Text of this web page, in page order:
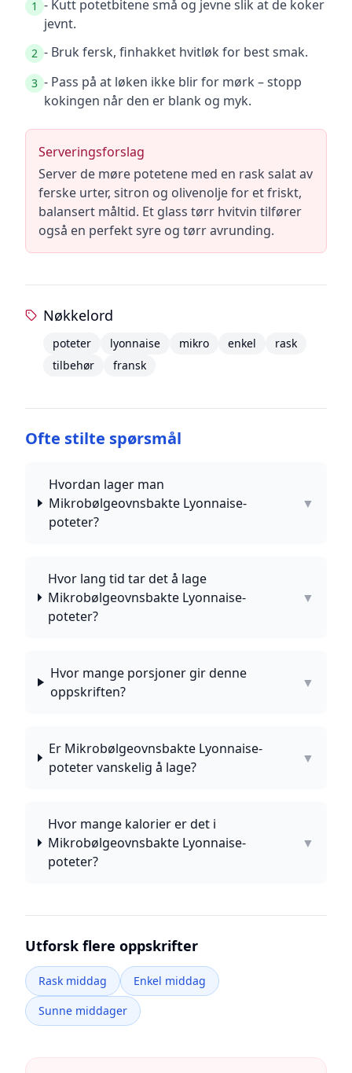
1 - Kutt potetbitene små og jevne slik at de koker
jevnt.
2 - Bruk fersk, finhakket hvitløk for best smak.
3 - Pass på at løken ikke blir for mørk – stopp
kokingen når den er blank og myk.
Serveringsforslag
Server de møre potetene med en rask salat av
ferske urter, sitron og olivenolje for et friskt,
balansert måltid. Et glass tørr hvitvin tilfører
også en perfekt syre og tørr avrunding.
Nøkkelord
poteter lyonnaise mikro enkel
rask
tilbehør
fransk
Ofte stilte spørsmål
Hvordan lager man
Mikrobølgeovnsbakte Lyonnaise-
poteter?
▼
Hvor lang tid tar det å lage
Mikrobølgeovnsbakte Lyonnaise-
poteter?
▼
Hvor mange porsjoner gir denne
oppskriften?
▼
Er Mikrobølgeovnsbakte Lyonnaise-
poteter vanskelig å lage?
▼
Hvor mange kalorier er det i
Mikrobølgeovnsbakte Lyonnaise-
poteter?
▼
Utforsk flere oppskrifter
Rask middag
Enkel middag
Sunne middager